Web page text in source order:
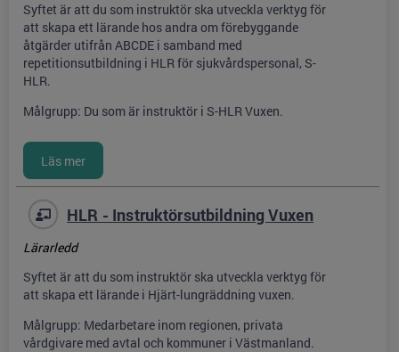
Syftet är att du som instruktör ska utveckla verktyg för
att skapa ett lärande hos andra om förebyggande
åtgärder utifrån ABCDE i samband med
repetitionsutbildning i HLR för sjukvårdspersonal, S-
HLR.
Målgrupp: Du som är instruktör i S-HLR Vuxen.
HLR - Instruktörsutbildning Vuxen
Lärarledd
Syftet är att du som instruktör ska utveckla verktyg för
att skapa ett lärande i Hjärt-lungräddning vuxen.
Målgrupp: Medarbetare inom regionen, privata
vårdgivare med avtal och kommuner i Västmanland.